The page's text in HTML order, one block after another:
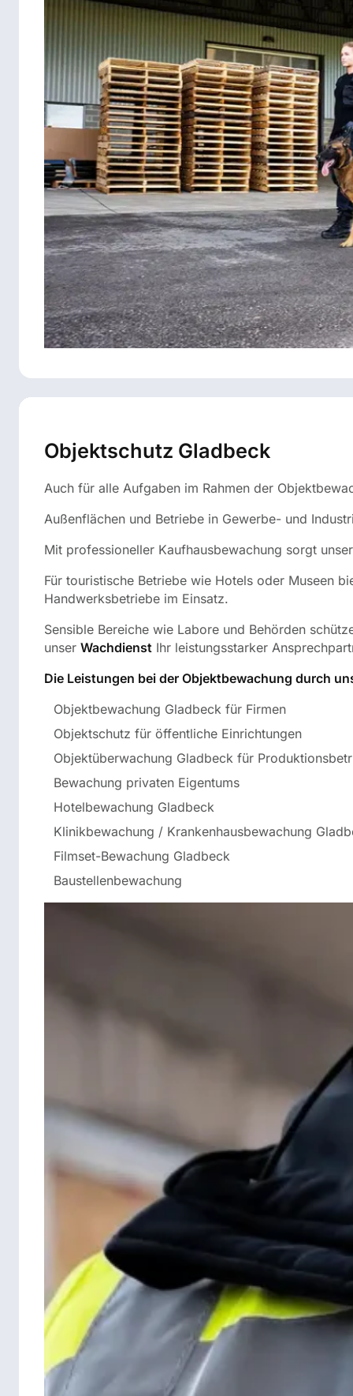
Objektschutz Gladbeck
Auch für alle Aufgaben im Rahmen der
Außenflächen und Betriebe in Gewerbe- und
Mit professioneller Kaufhausbewachung sorgt
Für touristische Betriebe wie Hotels oder Museen
Handwerksbetriebe im Einsatz.
Sensible Bereiche wie Labore und Behörden
unser Wachdienst Ihr leistungsstarker
Die Leistungen bei der Objektbewachung durch
Objektbewachung Gladbeck für Firmen
Objektschutz für öffentliche Einrichtungen
Objektüberwachung Gladbeck für
Bewachung privaten Eigentums
Hotelbewachung Gladbeck
Klinikbewachung / Krankenhausbewachung
Filmset-Bewachung Gladbeck
Baustellenbewachung